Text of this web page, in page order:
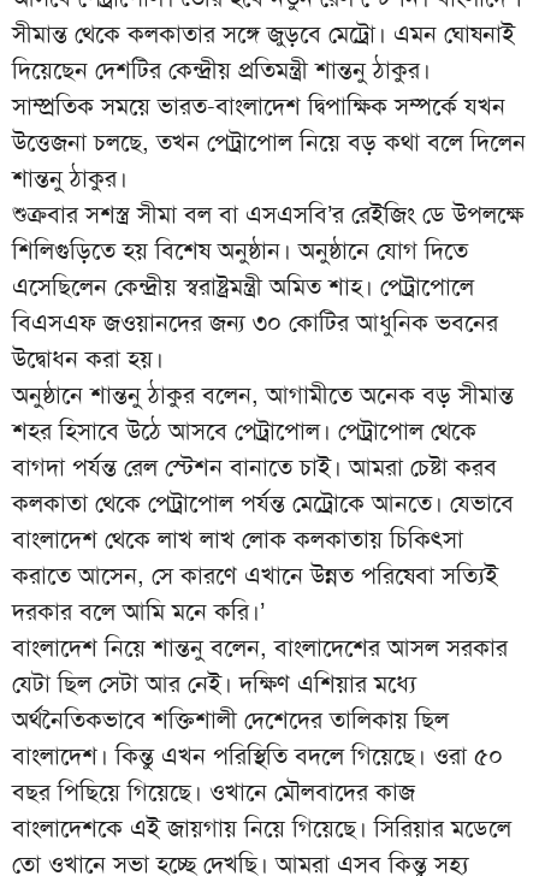
সীমান্ত থেকে কলকাতার সঙ্গে জুড়বে মেট্রো। এমন ঘোষনাই
দিয়েছেন দেশটির কেন্দ্রীয় প্রতিমন্ত্রী শান্তনু ঠাকুর।
সাম্প্রতিক সময়ে ভারত-বাংলাদেশ দ্বিপাক্ষিক সম্পর্কে যখন
উত্তেজনা চলছে, তখন পেট্রাপোল নিয়ে বড় কথা বলে দিলেন
শান্তনু ঠাকুর।
শুক্রবার সশস্ত্র সীমা বল বা এসএসবি’র রেইজিং ডে উপলক্ষে
শিলিগুড়িতে হয় বিশেষ অনুষ্ঠান। অনুষ্ঠানে যোগ দিতে
এসেছিলেন কেন্দ্রীয় স্বরাষ্ট্রমন্ত্রী অমিত শাহ। পেট্রাপোলে
বিএসএফ জওয়ানদের জন্য ৩০ কোটির আধুনিক ভবনের
উদ্বোধন করা হয়।
অনুষ্ঠানে শান্তনু ঠাকুর বলেন, আগামীতে অনেক বড় সীমান্ত
শহর হিসাবে উঠে আসবে পেট্রাপোল। পেট্রাপোল থেকে
বাগদা পর্যন্ত রেল স্টেশন বানাতে চাই। আমরা চেষ্টা করব
কলকাতা থেকে পেট্রাপোল পর্যন্ত মেট্রোকে আনতে। যেভাবে
বাংলাদেশ থেকে লাখ লাখ লোক কলকাতায় চিকিৎসা
করাতে আসেন, সে কারণে এখানে উন্নত পরিষেবা সত্যিই
দরকার বলে আমি মনে করি।’
বাংলাদেশ নিয়ে শান্তনু বলেন, বাংলাদেশের আসল সরকার
যেটা ছিল সেটা আর নেই। দক্ষিণ এশিয়ার মধ্যে
অর্থনৈতিকভাবে শক্তিশালী দেশেদের তালিকায় ছিল
বাংলাদেশ। কিন্তু এখন পরিস্থিতি বদলে গিয়েছে। ওরা ৫০
বছর পিছিয়ে গিয়েছে। ওখানে মৌলবাদের কাজ
বাংলাদেশকে এই জায়গায় নিয়ে গিয়েছে। সিরিয়ার মডেলে
তো ওখানে সভা হচ্ছে দেখছি। আমরা এসব কিন্তু সহ্য